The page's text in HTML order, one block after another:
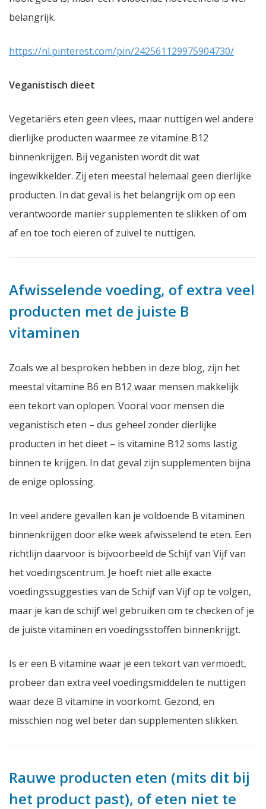
belangrijk.
https://nl.pinterest.com/pin/242561129975904730/
Veganistisch dieet
Vegetariërs eten geen vlees, maar nuttigen wel andere
dierlijke producten waarmee ze vitamine B12
binnenkrijgen. Bij veganisten wordt dit wat
ingewikkelder. Zij eten meestal helemaal geen dierlijke
producten. In dat geval is het belangrijk om op een
verantwoorde manier supplementen te slikken of om
af en toe toch eieren of zuivel te nuttigen.
Afwisselende voeding, of extra veel
producten met de juiste B
vitaminen
Zoals we al besproken hebben in deze blog, zijn het
meestal vitamine B6 en B12 waar mensen makkelijk
een tekort van oplopen. Vooral voor mensen die
veganistisch eten – dus geheel zonder dierlijke
producten in het dieet – is vitamine B12 soms lastig
binnen te krijgen. In dat geval zijn supplementen bijna
de enige oplossing.
In veel andere gevallen kan je voldoende B vitaminen
binnenkrijgen door elke week afwisselend te eten. Een
richtlijn daarvoor is bijvoorbeeld de Schijf van Vijf van
het voedingscentrum. Je hoeft niet alle exacte
voedingssuggesties van de Schijf van Vijf op te volgen,
maar je kan de schijf wel gebruiken om te checken of je
de juiste vitaminen en voedingsstoffen binnenkrijgt.
Is er een B vitamine waar je een tekort van vermoedt,
probeer dan extra veel voedingsmiddelen te nuttigen
waar deze B vitamine in voorkomt. Gezond, en
misschien nog wel beter dan supplementen slikken.
Rauwe producten eten (mits dit bij
het product past), of eten niet te